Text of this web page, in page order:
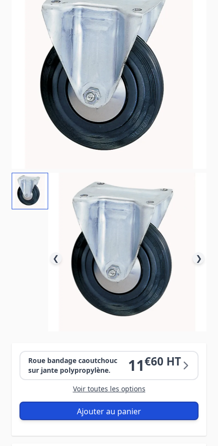
Roue bandage caoutchouc
sur jante polypropylène.
11€60 HT
Voir toutes les options
Ajouter au panier
❮ ❯